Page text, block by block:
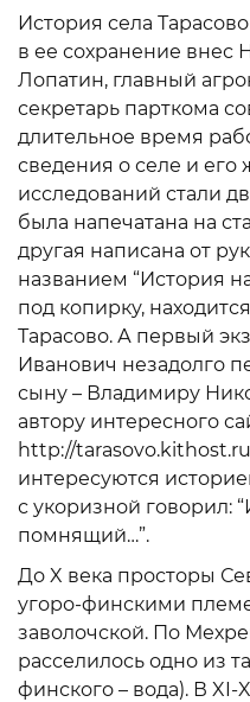
История села
в ее сохранение внес
Лопатин, главный
секретарь парткома
длительное время
сведения о селе и его
исследований стали
была напечатана на
другая написана от
названием “История
под копирку,
Тарасово. А первый
Иванович незадолго
сыну – Владимиру
автору интересного
http://
интересуются
с укоризной говорил:
помнящий…”.
До X века просторы
угоро-финскими
заволочской. По
расселилось одно из
финского – вода). В XI-